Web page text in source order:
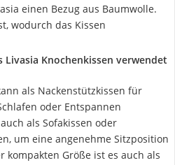
einen Bezug aus Baumwolle.
wodurch das Kissen
Livasia Knochenkissen verwendet
als Nackenstützkissen für
oder Entspannen
als Sofakissen oder
um eine angenehme Sitzposition
kompakten Größe ist es auch als